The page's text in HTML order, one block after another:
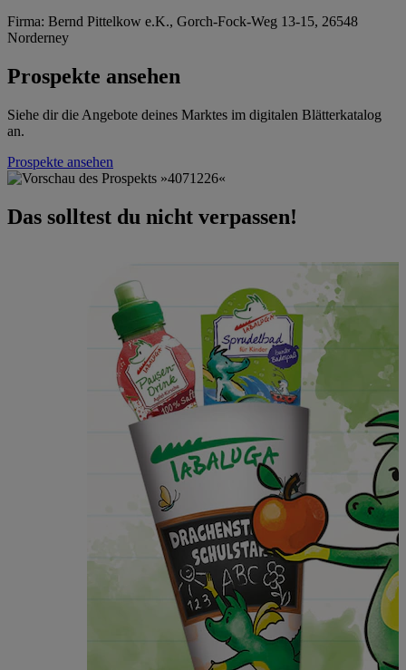
Firma: Bernd Pittelkow e.K., Gorch-Fock-Weg 13-15, 26548
Norderney
Prospekte ansehen
Siehe dir die Angebote deines Marktes im digitalen Blätterkatalog
an.
Prospekte ansehen
Das solltest du nicht verpassen!